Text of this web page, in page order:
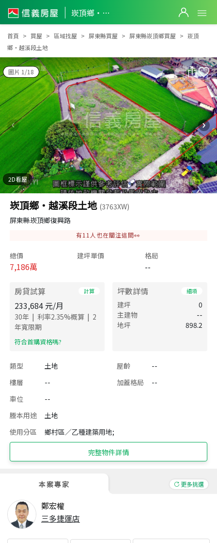
崁頂鄉‧越溪段土地
崁頂鄉‧越溪段土地
首頁 買屋 區域找屋 屏東縣買屋 屏東縣崁頂鄉買屋
崁頂
鄉‧越溪段土地
圖片 1/18
2D看屋
崁頂鄉‧越溪段土地 (3763XW)
屏東縣崁頂鄉復興路
有11 人也在關注這間👀
總價
7,186萬
建坪單價 格局
--
房貸試算 計算
233,684 元/月
30年 | 利率2.35%概算 | 2
年寬限期
​符合首購資格嗎?
坪數詳情 細項
建坪
0
主建物
--
地坪
898.2
類型 土地 屋齡
--
樓層
-- 加蓋格局
--
車位
--
謄本用途
土地
使用分區
鄉村區／乙種建築用地;
完整物件詳情
本案專家 更多挑選
鄭宏權
三多捷運店